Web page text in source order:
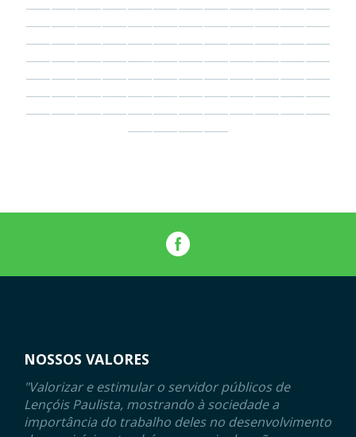
NOSSOS VALORES
"Valorizar e estimular o servidor públicos de
Lençóis Paulista, mostrando à sociedade a
importância do trabalho deles no desenvolvimento